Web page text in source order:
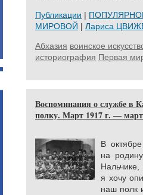
Публикации |
МИРОВОЙ | Лариса
Абхазия воинское
историография Первая
Воспоминания о службе в
полку. Март 1917 г. —
В
на
я хочу
наш полк